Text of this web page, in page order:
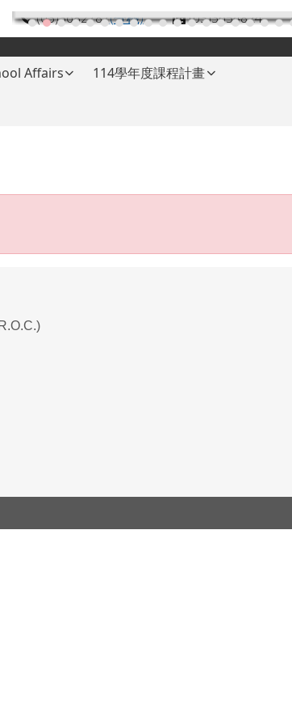
(03)3682787(分機) (03)3654824
Affairs
114學年度課程計畫